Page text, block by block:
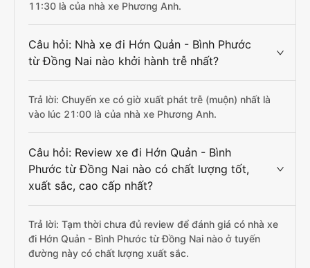
11:30 là của nhà xe Phương Anh.
Câu hỏi: Nhà xe đi Hớn Quản - Bình Phước
từ Đồng Nai nào khởi hành trễ nhất?
Trả lời: Chuyến xe có giờ xuất phát trễ (muộn) nhất là
vào lúc 21:00 là của nhà xe Phương Anh.
Câu hỏi: Review xe đi Hớn Quản - Bình
Phước từ Đồng Nai nào có chất lượng tốt,
xuất sắc, cao cấp nhất?
Trả lời: Tạm thời chưa đủ review để đánh giá có nhà xe
đi Hớn Quản - Bình Phước từ Đồng Nai nào ở tuyến
đường này có chất lượng xuất sắc.